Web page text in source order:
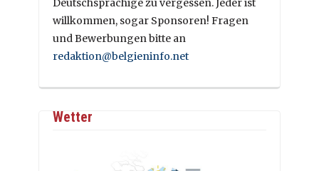
Deutschsprachige zu vergessen. Jeder ist
willkommen, sogar Sponsoren! Fragen
und Bewerbungen bitte an
redaktion@belgieninfo.net
Wetter